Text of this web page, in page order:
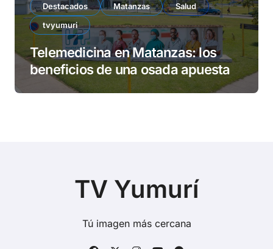
Destacados Matanzas
Salud
tvyumuri
Telemedicina en Matanzas: los
beneficios de una osada apuesta
TV Yumurí
Tú imagen más cercana